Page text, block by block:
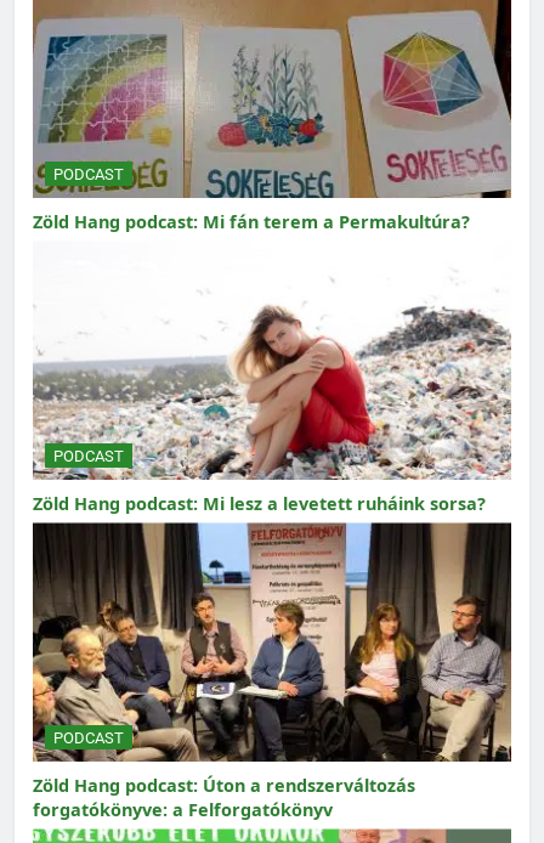
PODCAST
Zöld Hang podcast: Mi fán terem a Permakultúra?
PODCAST
Zöld Hang podcast: Mi lesz a levetett ruháink sorsa?
PODCAST
Zöld Hang podcast: Úton a rendszerváltozás
forgatókönyve: a Felforgatókönyv